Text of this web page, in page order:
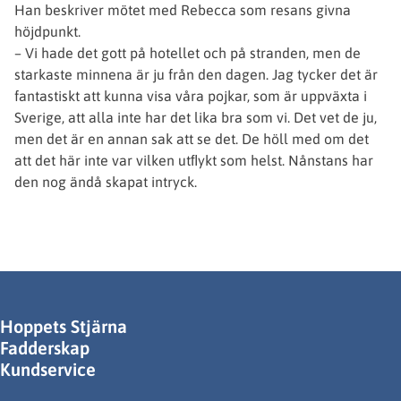
Han beskriver mötet med Rebecca som resans givna
höjdpunkt.
– Vi hade det gott på hotellet och på stranden, men de
starkaste minnena är ju från den dagen. Jag tycker det är
fantastiskt att kunna visa våra pojkar, som är uppväxta i
Sverige, att alla inte har det lika bra som vi. Det vet de ju,
men det är en annan sak att se det. De höll med om det
att det här inte var vilken utﬂykt som helst. Nånstans har
den nog ändå skapat intryck.
Hoppets Stjärna
Fadderskap
Kundservice